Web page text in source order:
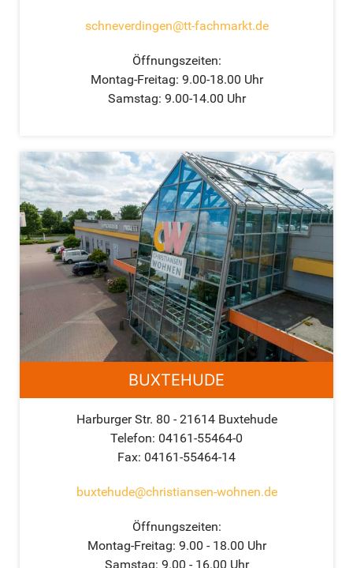
schneverdingen@tt-fachmarkt.de
Öffnungszeiten:
Montag-Freitag: 9.00-18.00 Uhr
Samstag: 9.00-14.00 Uhr
BUXTEHUDE
Harburger Str. 80 - 21614 Buxtehude
Telefon: 04161-55464-0
Fax: 04161-55464-14
buxtehude@christiansen-wohnen.de
Öffnungszeiten:
Montag-Freitag: 9.00 - 18.00 Uhr
Samstag: 9.00 - 16.00 Uhr